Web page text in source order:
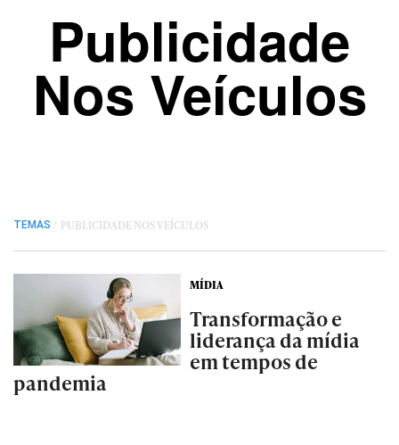
Publicidade
Nos Veículos
TEMAS / PUBLICIDADE NOS VEÍCULOS
MÍDIA
Transformação e
liderança da mídia
em tempos de
pandemia